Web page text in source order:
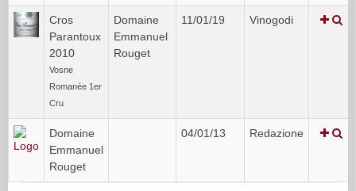
Cros
Parantoux
2010
Vosne
Romanée 1er
Cru
Domaine
Emmanuel
Rouget
11/01/19 Vinogodi
Domaine
Emmanuel
Rouget
04/01/13 Redazione